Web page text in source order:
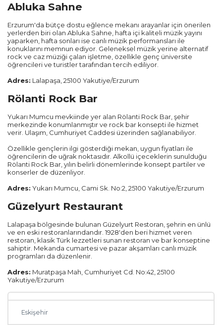
Abluka Sahne
Erzurum'da bütçe dostu eğlence mekanı arayanlar için önerilen
yerlerden biri olan Abluka Sahne, hafta içi kaliteli müzik yayını
yaparken, hafta sonları ise canlı müzik performansları ile
konuklarını memnun ediyor. Geleneksel müzik yerine alternatif
rock ve caz müziği çalan işletme, özellikle genç üniversite
öğrencileri ve turistler tarafından tercih ediliyor.
Adres: Lalapaşa, 25100 Yakutiye/Erzurum
Rölanti Rock Bar
Yukarı Mumcu mevkiinde yer alan Rölanti Rock Bar, şehir
merkezinde konumlanmıştır ve rock bar konsepti ile hizmet
verir. Ulaşım, Cumhuriyet Caddesi üzerinden sağlanabiliyor.
Özellikle gençlerin ilgi gösterdiği mekan, uygun fiyatları ile
öğrencilerin de uğrak noktasıdır. Alkollü içeceklerin sunulduğu
Rölanti Rock Bar, yılın belirli dönemlerinde konsept partiler ve
konserler de düzenliyor.
Adres: Yukarı Mumcu, Cami Sk. No:2, 25100 Yakutiye/Erzurum
Güzelyurt Restaurant
Lalapaşa bölgesinde bulunan Güzelyurt Restoran, şehrin en ünlü
ve en eski restoranlarındandır. 1928'den beri hizmet veren
restoran, klasik Türk lezzetleri sunan restoran ve bar konseptine
sahiptir. Mekanda cumartesi ve pazar akşamları canlı müzik
programları da düzenlenir.
Adres: Muratpaşa Mah, Cumhuriyet Cd. No:42, 25100
Yakutiye/Erzurum
Trabzon
Balıkesir
Mardin
Diyarbakır
Kayseri
Mersin
Manisa
Samsun
Eskişehir